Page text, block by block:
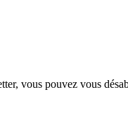
vous pouvez vous